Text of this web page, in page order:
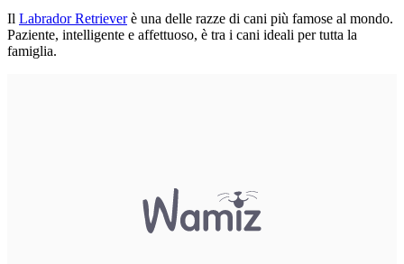
Il Labrador Retrieverè una delle razze di cani più famose al mondo.
Paziente, intelligente e affettuoso, è tra i cani ideali per tutta la
famiglia.